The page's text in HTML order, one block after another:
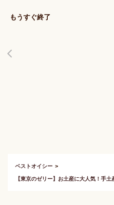
もうすぐ終了
ベストオイシー
【東京のゼリー】お土産に大人気！手